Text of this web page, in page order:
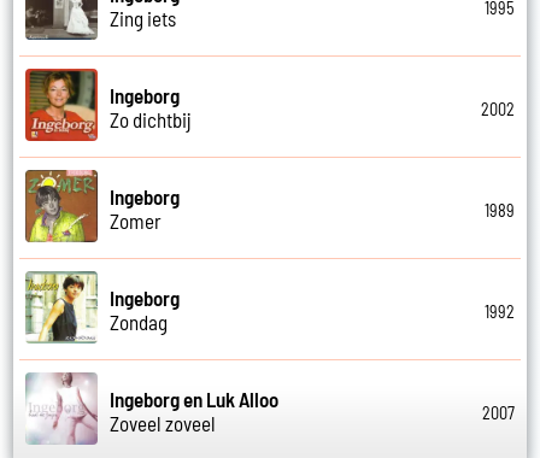
Zing iets
1995
Ingeborg
Zo dichtbij
2002
Ingeborg
Zomer
1989
Ingeborg
Zondag
1992
Ingeborg en Luk Alloo
Zoveel zoveel
2007